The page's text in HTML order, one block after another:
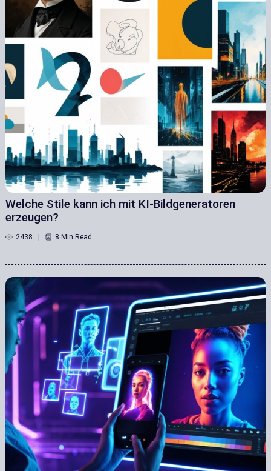
Welche Stile kann ich mit KI-Bildgeneratoren
erzeugen?
2438 8 Min Read